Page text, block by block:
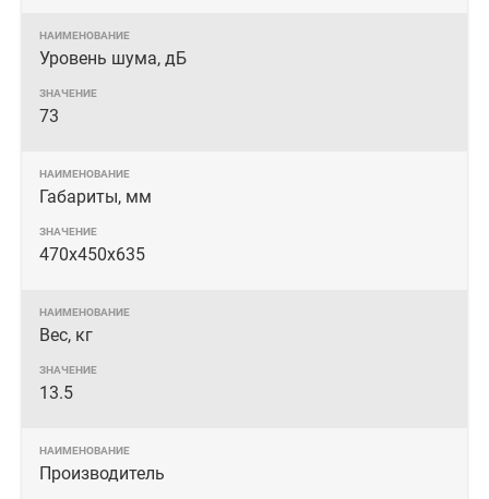
Уровень шума, дБ
73
Габариты, мм
470х450х635
Вес, кг
13.5
Производитель